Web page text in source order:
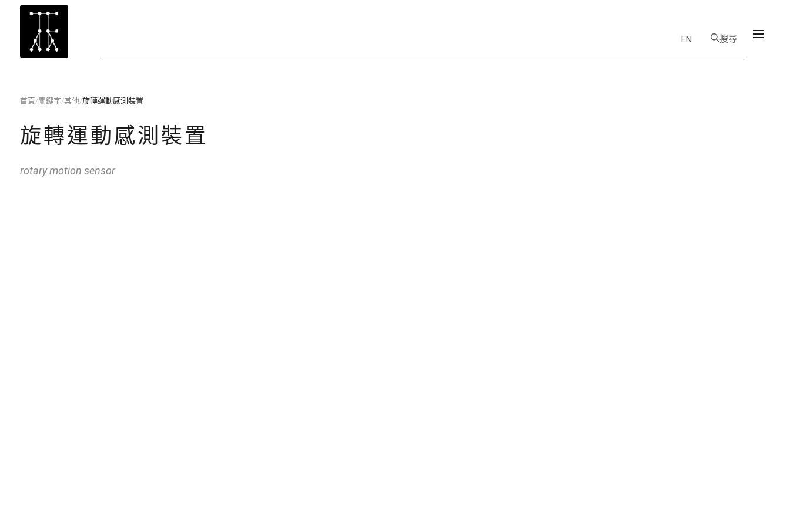
EN 搜尋
首頁/關鍵字/其他/旋轉運動感測裝置
旋轉運動感測裝置
rotary motion sensor